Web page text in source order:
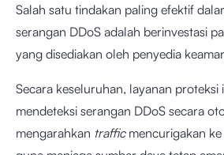
Salah satu tindakan paling efektif
serangan DDoS adalah berinvestasi
yang disediakan oleh penyedia
Secara keseluruhan, layanan proteksi
mendeteksi serangan DDoS secara
mengarahkan trafficmencurigakan